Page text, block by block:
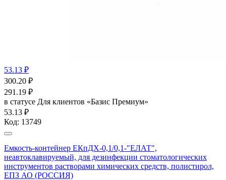
53.13 ₽
300.20 ₽
291.19 ₽
в статусе Для клиентов «Базис Премиум»
53.13 ₽
Код: 13749
Емкость-контейнер ЕКпДХ-0,1/0,1-"ЕЛАТ",
неавтоклавируемый, для дезинфекции стоматологических
инструментов растворами химических средств, полистирол,
ЕПЗ АО (РОССИЯ)